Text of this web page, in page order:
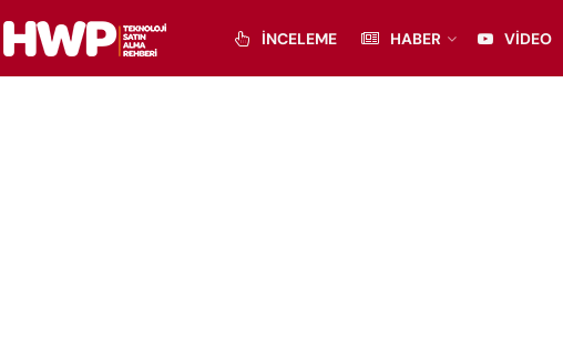
İNCELEME HABER VIDEO